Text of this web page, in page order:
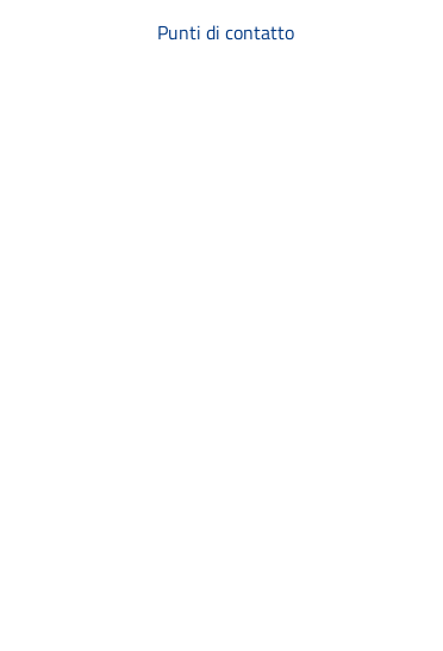
Punti di contatto